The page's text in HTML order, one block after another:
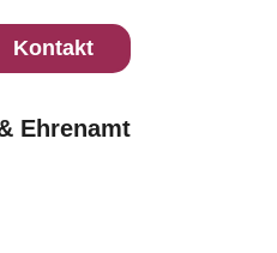
Kontakt
Ehrenamt